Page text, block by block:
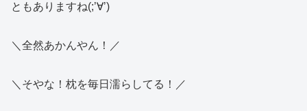
ともありますね(;’∀’)
＼全然あかんやん！／
＼そやな！枕を毎日濡らしてる！／